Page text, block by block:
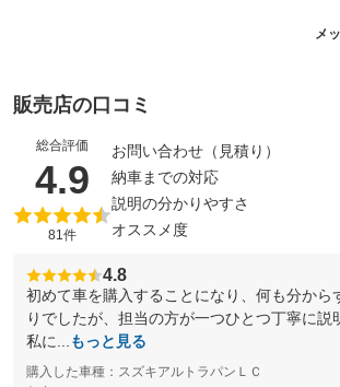
メ
販売店の口コミ
総合評価
4.9 （5点満点中）
81件
お問い合わせ（見積り）
納車までの対応
説明の分かりやすさ
オススメ度
4.8
初めて車を購入することになり、何も分から
りでしたが、担当の方が一つひとつ丁寧に説
私に...
もっと見る
購入した車種：スズキアルトラパンＬＣ